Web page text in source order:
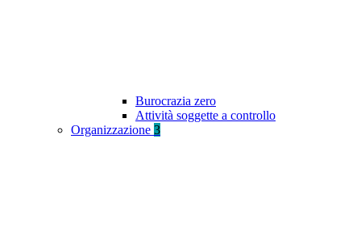
Burocrazia zero
Attività soggette a controllo
Organizzazione 3